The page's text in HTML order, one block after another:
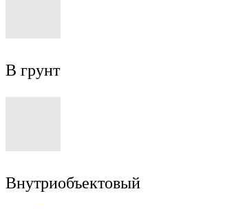
В грунт
Внутриобъектовый